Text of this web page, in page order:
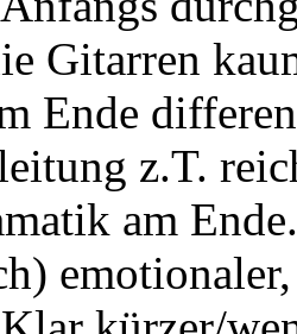
Gitarren
Ende
z.T.
am